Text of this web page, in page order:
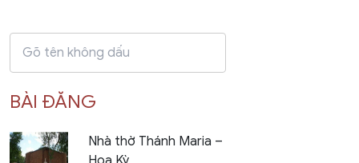
BÀI ĐĂNG
Nhà thờ Thánh Maria –